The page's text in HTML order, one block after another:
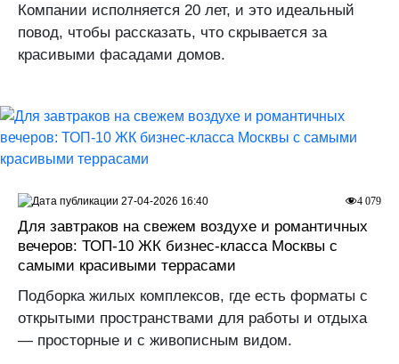
Компании исполняется 20 лет, и это идеальный
повод, чтобы рассказать, что скрывается за
красивыми фасадами домов.
Для завтраков на свежем воздухе и романтичных
вечеров: ТОП-10 ЖК бизнес-класса Москвы с
самыми красивыми террасами
Подборка жилых комплексов, где есть форматы с
открытыми пространствами для работы и отдыха
— просторные и с живописным видом.
4 079
27-04-2026 16:40